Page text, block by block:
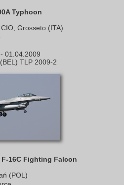
Typhoon
Grosseto (ITA)
- 01.04.2009
TLP 2009-2
16C Fighting Falcon
(POL)